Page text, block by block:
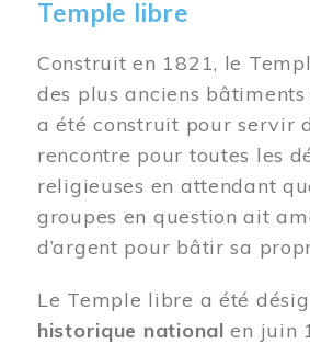
Temple libre
Construit en 1821, le
des plus anciens bâtiments
a été construit pour servir
rencontre pour toutes les
religieuses en attendant
groupes en question ait
d’argent pour bâtir sa
Le Temple libre a été
historique national en juin